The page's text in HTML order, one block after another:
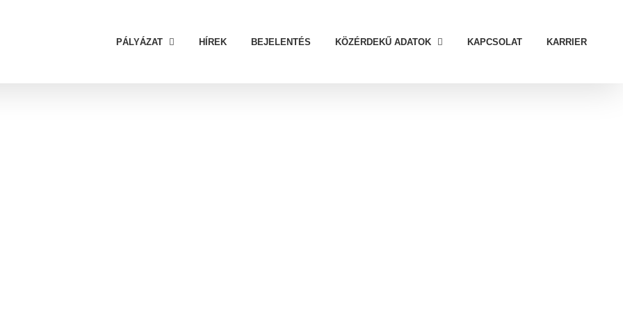
PÁLYÁZAT HÍREK BEJELENTÉS KÖZÉRDEKŰ ADATOK KAPCSOLAT KARRIER